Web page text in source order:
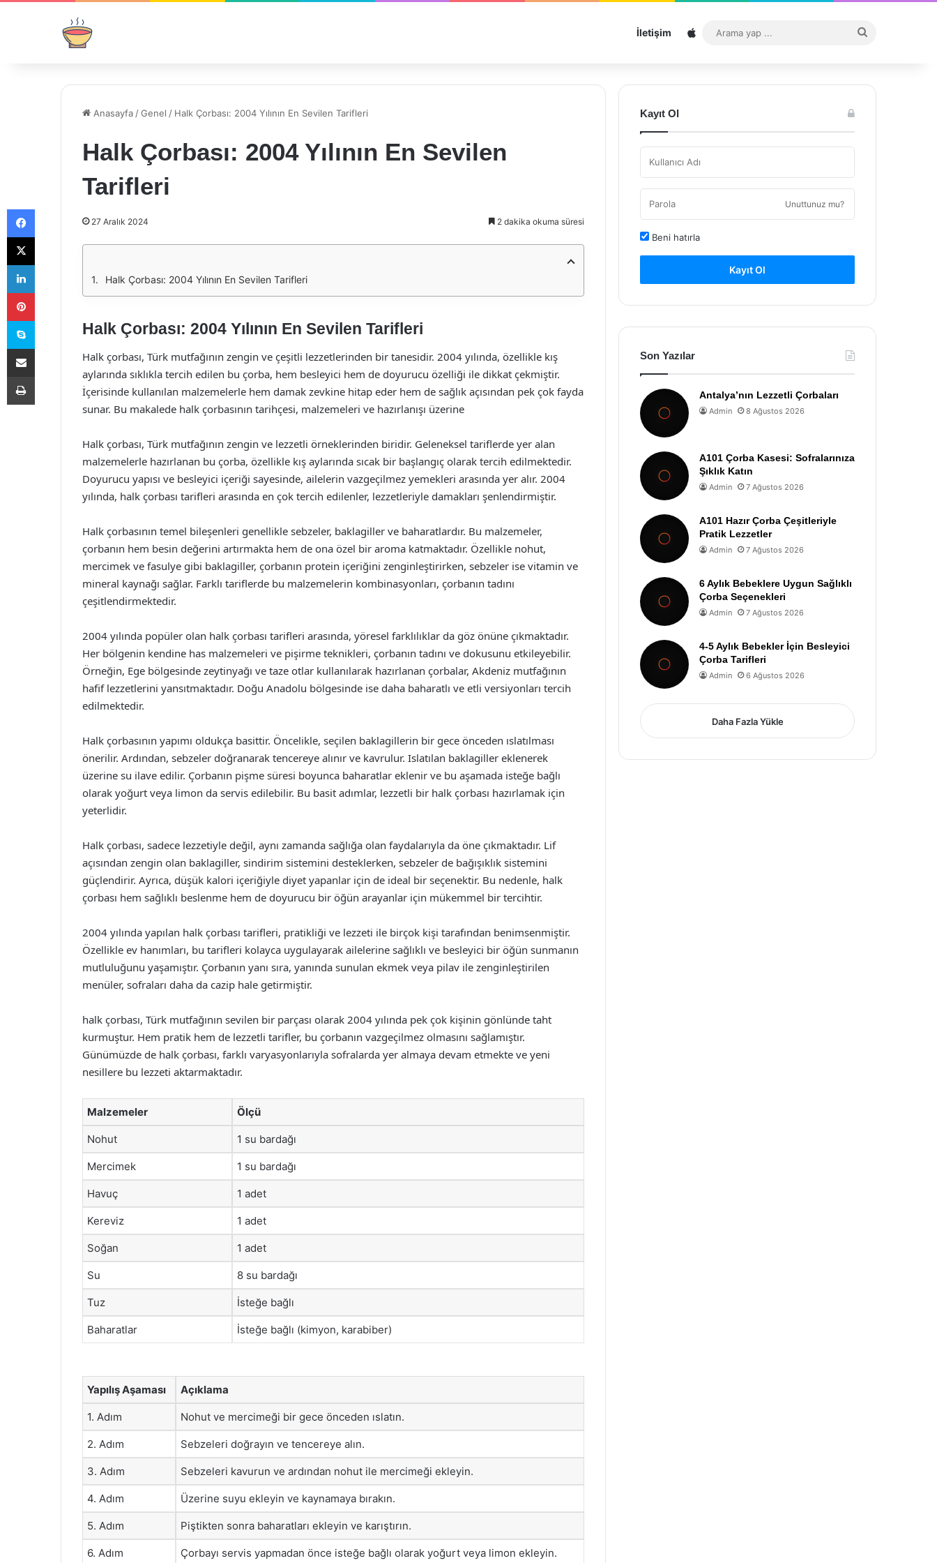
İletişim Sitemap
...
Anasayfa /Genel / Halk Çorbası: 2004 Yılının En Sevilen Tarifleri
Halk Çorbası: 2004 Yılının En Sevilen
Tarifleri
27 Aralık 2024 2 dakika okuma süresi
Halk Çorbası: 2004 Yılının En Sevilen Tarifleri
Halk Çorbası: 2004 Yılının En Sevilen Tarifleri
Halk çorbası, Türk mutfağının zengin ve çeşitli lezzetlerinden bir tanesidir. 2004 yılında, özellikle kış
aylarında sıklıkla tercih edilen bu çorba, hem besleyici hem de doyurucu özelliği ile dikkat çekmiştir.
İçerisinde kullanılan malzemelerle hem damak zevkine hitap eder hem de sağlık açısından pek çok fayda
sunar. Bu makalede halk çorbasının tarihçesi, malzemeleri ve hazırlanışı üzerine
Halk çorbası, Türk mutfağının zengin ve lezzetli örneklerinden biridir. Geleneksel tariflerde yer alan
malzemelerle hazırlanan bu çorba, özellikle kış aylarında sıcak bir başlangıç olarak tercih edilmektedir.
Doyurucu yapısı ve besleyici içeriği sayesinde, ailelerin vazgeçilmez yemekleri arasında yer alır. 2004
yılında, halk çorbası tarifleri arasında en çok tercih edilenler, lezzetleriyle damakları şenlendirmiştir.
Halk çorbasının temel bileşenleri genellikle sebzeler, baklagiller ve baharatlardır. Bu malzemeler,
çorbanın hem besin değerini artırmakta hem de ona özel bir aroma katmaktadır. Özellikle nohut,
mercimek ve fasulye gibi baklagiller, çorbanın protein içeriğini zenginleştirirken, sebzeler ise vitamin ve
mineral kaynağı sağlar. Farklı tariflerde bu malzemelerin kombinasyonları, çorbanın tadını
çeşitlendirmektedir.
2004 yılında popüler olan halk çorbası tarifleri arasında, yöresel farklılıklar da göz önüne çıkmaktadır.
Her bölgenin kendine has malzemeleri ve pişirme teknikleri, çorbanın tadını ve dokusunu etkileyebilir.
Örneğin, Ege bölgesinde zeytinyağı ve taze otlar kullanılarak hazırlanan çorbalar, Akdeniz mutfağının
hafif lezzetlerini yansıtmaktadır. Doğu Anadolu bölgesinde ise daha baharatlı ve etli versiyonları tercih
edilmektedir.
Halk çorbasının yapımı oldukça basittir. Öncelikle, seçilen baklagillerin bir gece önceden ıslatılması
önerilir. Ardından, sebzeler doğranarak tencereye alınır ve kavrulur. Islatılan baklagiller eklenerek
üzerine su ilave edilir. Çorbanın pişme süresi boyunca baharatlar eklenir ve bu aşamada isteğe bağlı
olarak yoğurt veya limon da servis edilebilir. Bu basit adımlar, lezzetli bir halk çorbası hazırlamak için
yeterlidir.
Halk çorbası, sadece lezzetiyle değil, aynı zamanda sağlığa olan faydalarıyla da öne çıkmaktadır. Lif
açısından zengin olan baklagiller, sindirim sistemini desteklerken, sebzeler de bağışıklık sistemini
güçlendirir. Ayrıca, düşük kalori içeriğiyle diyet yapanlar için de ideal bir seçenektir. Bu nedenle, halk
çorbası hem sağlıklı beslenme hem de doyurucu bir öğün arayanlar için mükemmel bir tercihtir.
2004 yılında yapılan halk çorbası tarifleri, pratikliği ve lezzeti ile birçok kişi tarafından benimsenmiştir.
Özellikle ev hanımları, bu tarifleri kolayca uygulayarak ailelerine sağlıklı ve besleyici bir öğün sunmanın
mutluluğunu yaşamıştır. Çorbanın yanı sıra, yanında sunulan ekmek veya pilav ile zenginleştirilen
menüler, sofraları daha da cazip hale getirmiştir.
halk çorbası, Türk mutfağının sevilen bir parçası olarak 2004 yılında pek çok kişinin gönlünde taht
kurmuştur. Hem pratik hem de lezzetli tarifler, bu çorbanın vazgeçilmez olmasını sağlamıştır.
Günümüzde de halk çorbası, farklı varyasyonlarıyla sofralarda yer almaya devam etmekte ve yeni
nesillere bu lezzeti aktarmaktadır.
Malzemeler Ölçü
Nohut 1 su bardağı
Mercimek 1 su bardağı
Havuç 1 adet
Kereviz 1 adet
Soğan 1 adet
Su 8 su bardağı
Tuz İsteğe bağlı
Baharatlar İsteğe bağlı (kimyon, karabiber)
Yapılış Aşaması Açıklama
1. Adım Nohut ve mercimeği bir gece önceden ıslatın.
2. Adım Sebzeleri doğrayın ve tencereye alın.
3. Adım Sebzeleri kavurun ve ardından nohut ile mercimeği ekleyin.
4. Adım Üzerine suyu ekleyin ve kaynamaya bırakın.
5. Adım Piştikten sonra baharatları ekleyin ve karıştırın.
6. Adım Çorbayı servis yapmadan önce isteğe bağlı olarak yoğurt veya limon ekleyin.
Kayıt Ol
Unuttunuz mu?
Beni hatırla
Kayıt Ol
Son Yazılar
Antalya’nın Lezzetli Çorbaları
Admin 8 Ağustos 2026
A101 Çorba Kasesi: Sofralarınıza
Şıklık Katın
Admin 7 Ağustos 2026
A101 Hazır Çorba Çeşitleriyle
Pratik Lezzetler
Admin 7 Ağustos 2026
6 Aylık Bebeklere Uygun Sağlıklı
Çorba Seçenekleri
Admin 7 Ağustos 2026
4-5 Aylık Bebekler İçin Besleyici
Çorba Tarifleri
Admin 6 Ağustos 2026
Daha Fazla Yükle
Facebook
X
LinkedIn
Pinterest
Skype
E-Posta ile paylaş